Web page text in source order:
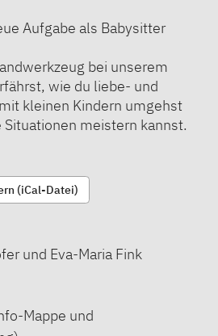
Aufgabe als Babysitter
bei unserem
wie du liebe- und
kleinen Kindern umgehst
meistern kannst.
(iCal-Datei)
und Eva-Maria Fink
Mappe und